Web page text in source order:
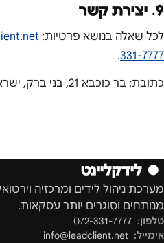
9. יצירת קשר
לכל שאלה בנושא פרטיות:
331-7777
.
כתובת: בר כוכבא 21 , בני ברק,
● לידקליינט
מערכת ניהול לידים ומרכזיה
מנותחים וסוגרים יותר עסקאות.
טלפון: 072-331-7777
אימייל: info@leadclient.net